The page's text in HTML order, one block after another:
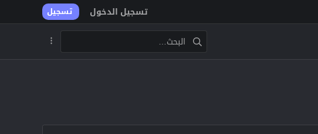
تسجيل الدخول تسجيل